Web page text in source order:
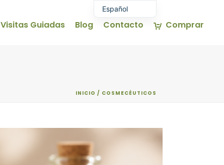
Visitas Guiadas Blog Contacto Comprar
INICIO / COSMECÉUTICOS
Español
Euskara